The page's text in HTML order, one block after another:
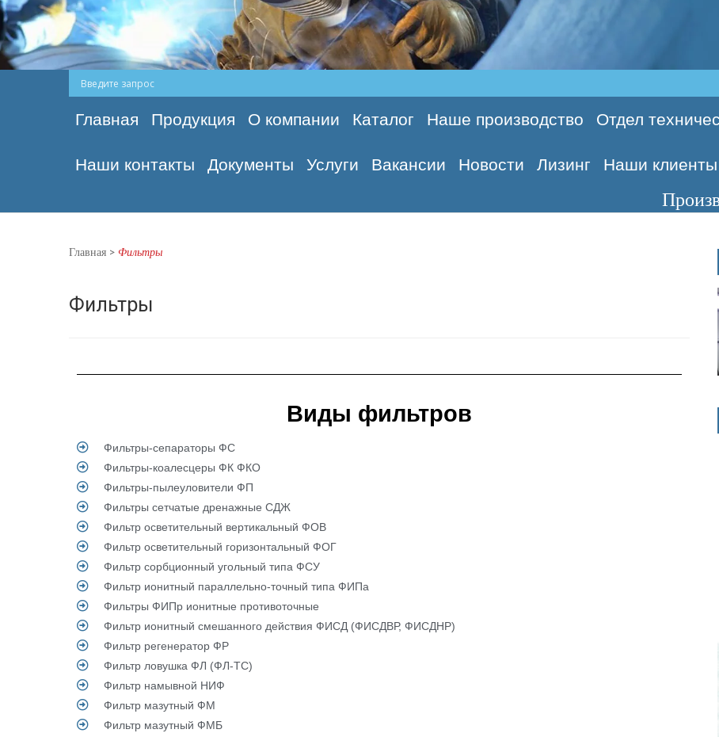
Главная Продукция О компании Каталог Наше производство Отдел
Наши контакты Документы Услуги Вакансии Новости Лизинг Наши клиенты
Производим
Главная > Фильтры
Фильтры
Виды фильтров
Фильтры-сепараторы ФС
Фильтры-коалесцеры ФК ФКО
Фильтры-пылеуловители ФП
Фильтры сетчатые дренажные СДЖ
Фильтр осветительный вертикальный ФОВ
Фильтр осветительный горизонтальный ФОГ
Фильтр сорбционный угольный типа ФСУ
Фильтр ионитный параллельно-точный типа ФИПа
Фильтры ФИПр ионитные противоточные
Фильтр ионитный смешанного действия ФИСД (ФИСДВР, ФИСДНР)
Фильтр регенератор ФР
Фильтр ловушка ФЛ (ФЛ-ТС)
Фильтр намывной НИФ
Фильтр мазутный ФМ
Фильтр мазутный ФМБ